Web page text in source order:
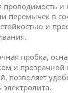
проводимость и
перемычек в
и
пробка,
и прозрачной
позволяет